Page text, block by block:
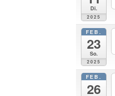
Di.
2025
FEB.
23
So.
2025
FEB.
26